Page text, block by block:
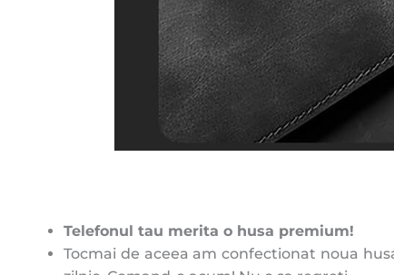
Telefonul tau merita o husa premium!
Tocmai de aceea am confectionat noua